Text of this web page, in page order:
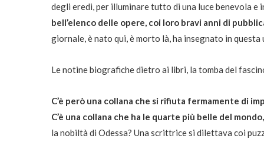
degli eredi, per illuminare tutto di una luce benevola e
bell’elenco delle opere, coi loro bravi anni di
giornale, è nato qui, è morto là, ha insegnato in
Le notine biografiche dietro ai libri, la tomba del
C’è però una collana che si rifiuta fermamente di
C’è una collana che ha le quarte più belle del
la nobiltà di Odessa? Una scrittrice si dilettava coi